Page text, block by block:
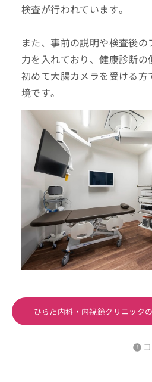
検査が行われています。
また、事前の説明や検査後
力を入れており、健康診断
初めて大腸カメラを受ける
境です。
ひらた内科・内視鏡クリニック